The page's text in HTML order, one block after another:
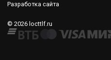
Разработка сайта
© 2026 locttlf.ru